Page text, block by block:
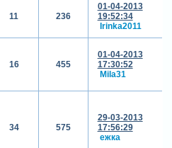
11 236
01-04-2013
19:52:34
Irinka2011
16 455
01-04-2013
17:30:52
Mila31
34 575
29-03-2013
17:56:29
ежка